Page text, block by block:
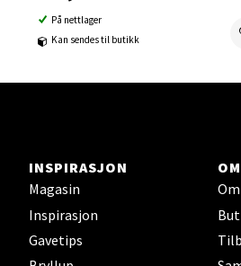
På nettlager
Kan sendes til butikk
INSPIRASJON
Magasin
Inspirasjon
Gavetips
Ski Storsenter,
0 i butikk
Sortland - Sortland
Strangata 26, 8400 Sortland